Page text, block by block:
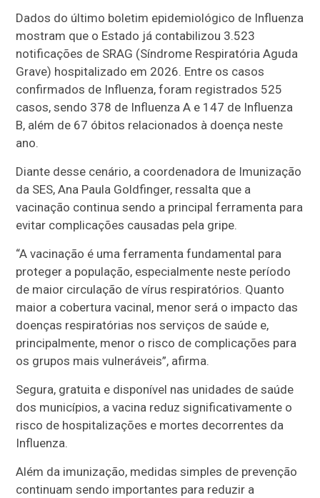
Dados do último boletim epidemiológico de Influenza
mostram que o Estado já contabilizou 3.523
notificações de SRAG (Síndrome Respiratória Aguda
Grave) hospitalizado em 2026. Entre os casos
confirmados de Influenza, foram registrados 525
casos, sendo 378 de Influenza A e 147 de Influenza
B, além de 67 óbitos relacionados à doença neste
ano.
Diante desse cenário, a coordenadora de Imunização
da SES, Ana Paula Goldfinger, ressalta que a
vacinação continua sendo a principal ferramenta para
evitar complicações causadas pela gripe.
“A vacinação é uma ferramenta fundamental para
proteger a população, especialmente neste período
de maior circulação de vírus respiratórios. Quanto
maior a cobertura vacinal, menor será o impacto das
doenças respiratórias nos serviços de saúde e,
principalmente, menor o risco de complicações para
os grupos mais vulneráveis”, afirma.
Segura, gratuita e disponível nas unidades de saúde
dos municípios, a vacina reduz significativamente o
risco de hospitalizações e mortes decorrentes da
Influenza.
Além da imunização, medidas simples de prevenção
continuam sendo importantes para reduzir a